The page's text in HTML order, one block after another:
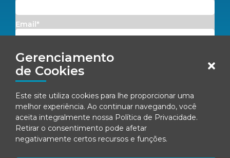
Gerenciamento
de Cookies
Este site utiliza cookies para lhe proporcionar uma
melhor experiência. Ao continuar navegando, você
aceita integralmente nossa Política de Privacidade.
Retirar o consentimento pode afetar
negativamente certos recursos e funções.
Email*
Concordo em receber comunicações da Fenacon.
Ao se inscrever, você concorda com nossaPolítica de Privacidade